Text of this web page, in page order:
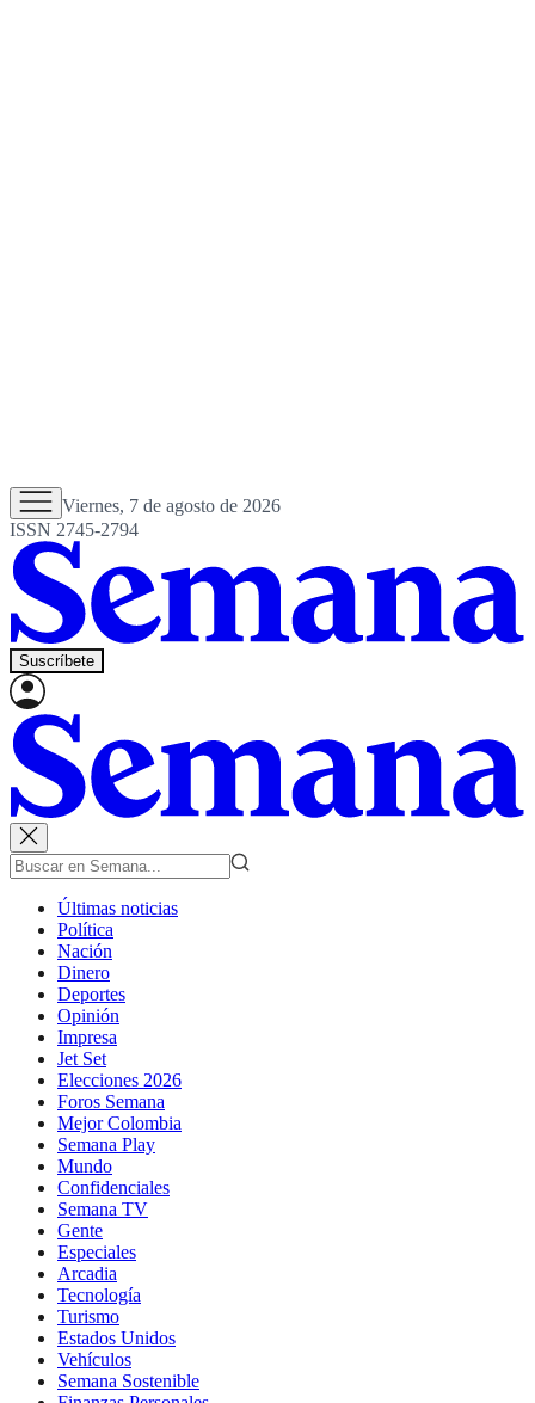
Viernes, 7 de agosto de 2026
ISSN 2745-2794
Suscríbete
Últimas noticias
Política
Nación
Dinero
Deportes
Opinión
Impresa
Jet Set
Elecciones 2026
Foros Semana
Mejor Colombia
Semana Play
Mundo
Confidenciales
Semana TV
Gente
Especiales
Arcadia
Tecnología
Turismo
Estados Unidos
Vehículos
Semana Sostenible